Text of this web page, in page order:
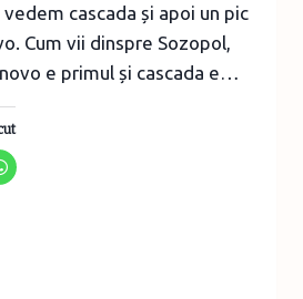
cascada și apoi un pic
Cum vii dinspre Sozopol,
e primul și cascada e…